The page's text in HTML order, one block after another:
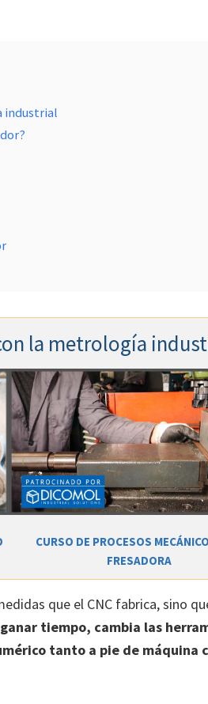
industrial
la metrología
CURSO DE PROCESOS
FRESADORA
que el CNC fabrica, sino
tiempo, cambia las
tanto a pie de máquina